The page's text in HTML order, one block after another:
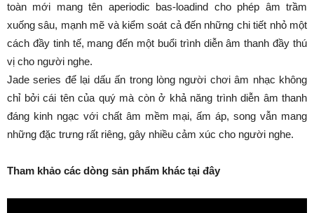
toàn mới mang tên aperiodic bas-loadind cho phép âm trầm
xuống sâu, mạnh mẽ và kiểm soát cả đến những chi tiết nhỏ một
cách đầy tinh tế, mang đến một buổi trình diễn âm thanh đầy thú
vị cho người nghe.
Jade series để lại dấu ấn trong lòng người chơi âm nhạc không
chỉ bởi cái tên của quý mà còn ở khả năng trình diễn âm thanh
đáng kinh ngạc với chất âm mềm mại, ấm áp, song vẫn mang
những đặc trưng rất riêng, gây nhiều cảm xúc cho người nghe.
Tham khảo các dòng sản phẩm khác tại đây